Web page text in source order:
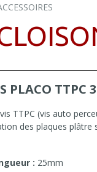
PLACO TTPC
TTPC (vis auto
des plaques plâtre
: 25mm